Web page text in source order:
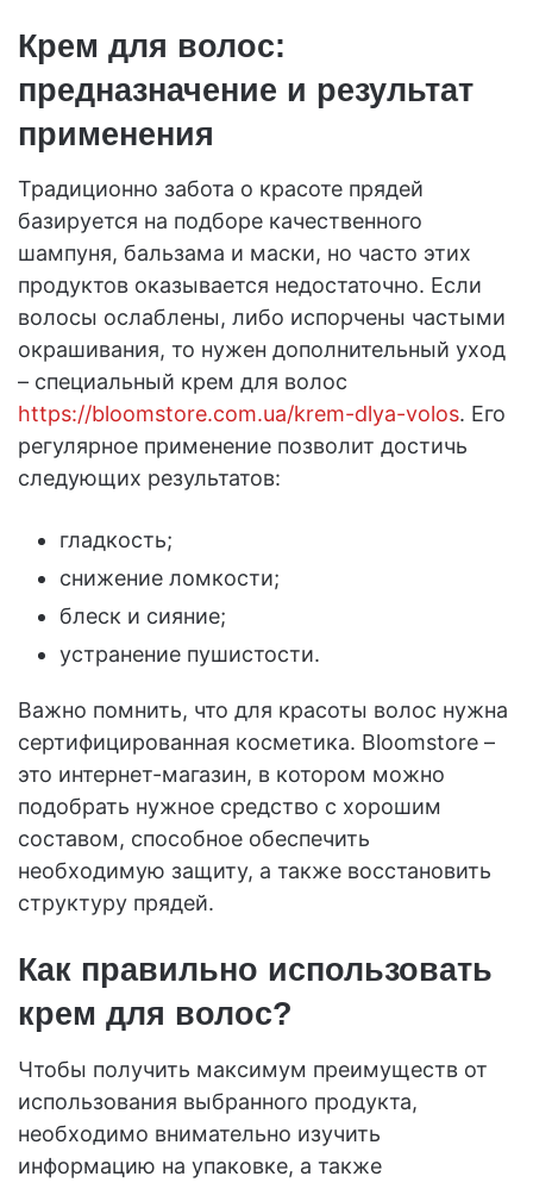
Крем для волос:
предназначение и результат
применения
Традиционно забота о красоте прядей
базируется на подборе качественного
шампуня, бальзама и маски, но часто этих
продуктов оказывается недостаточно. Если
волосы ослаблены, либо испорчены частыми
окрашивания, то нужен дополнительный уход
– специальный крем для волос
https://bloomstore.com.ua/krem-dlya-volos. Его
регулярное применение позволит достичь
следующих результатов:
гладкость;
снижение ломкости;
блеск и сияние;
устранение пушистости.
Важно помнить, что для красоты волос нужна
сертифицированная косметика. Bloomstore –
это интернет-магазин, в котором можно
подобрать нужное средство с хорошим
составом, способное обеспечить
необходимую защиту, а также восстановить
структуру прядей.
Как правильно использовать
крем для волос?
Чтобы получить максимум преимуществ от
использования выбранного продукта,
необходимо внимательно изучить
информацию на упаковке, а также